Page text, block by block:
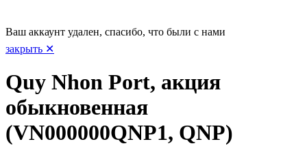
Ваш аккаунт удален, спасибо, что были с нами
закрыть ✕
Quy Nhon Port, акция
обыкновенная
(VN000000QNP1, QNP)